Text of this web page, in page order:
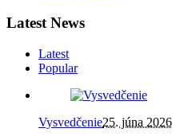
Latest News
Latest
Popular
Vysvedčenie25. júna 2026